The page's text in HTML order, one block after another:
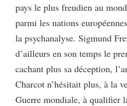
pays le plus freudien au
parmi les nations
la psychanalyse. Sigmund
d’ailleurs en son temps le
cachant plus sa déception,
Charcot n’hésitait plus, à la
Guerre mondiale, à qualifier